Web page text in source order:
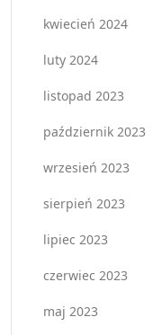
kwiecień 2024
luty 2024
listopad 2023
październik 2023
wrzesień 2023
sierpień 2023
lipiec 2023
czerwiec 2023
maj 2023